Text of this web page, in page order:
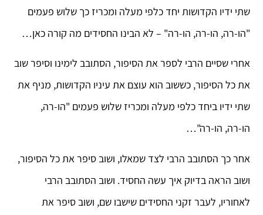
שתי ידיו הקדושות יחד כלפי מעלה ומכריז כך שלוש פעמים
"הו-רה, הו-רה, הו-רה" – לא הבינו החסידים מה קורה כאן…
אחרי שסיים הרבי לספר את הסיפור, הסתובב לימינו וסיפר שוב
את כל הסיפור, כששוב הוא עוצם את עיניו הקדושות, מניף את
שתי ידיו ביחד כלפי מעלה ומכריז שלוש פעמים "הו-רה,
הו-רה, הו-רה"…
אחר כך הסתובב הרבי לצד שמאלו, ושוב סיפר את כל הסיפור,
ושוב הראה בדיוק איך עשה החסיד. ושוב הסתובב הרבי
לאחוריו, לעבר זקני החסידים שישבו שם, ושוב סיפר את